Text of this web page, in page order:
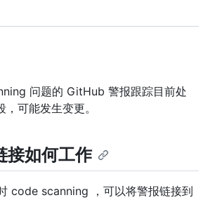
问题的 GitHub 警报跟踪目前处
可能发生变更。
接如何工作
code scanning ，可以将警报链接到